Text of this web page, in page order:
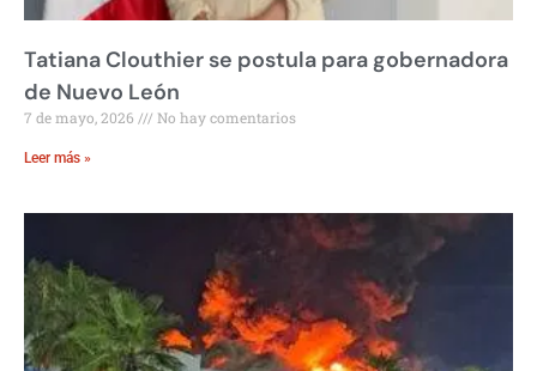
Tatiana Clouthier se postula para gobernadora
de Nuevo León
7 de mayo, 2026 No hay comentarios
Leer más »